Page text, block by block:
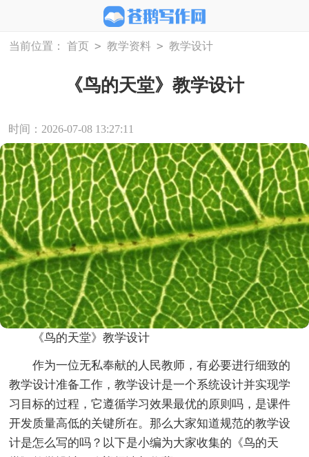
当前位置： 首页 > 教学资料 > 教学设计
《鸟的天堂》教学设计
时间：2026-07-08 13:27:11
《鸟的天堂》教学设计
作为一位无私奉献的人民教师，有必要进行细致的
教学设计准备工作，教学设计是一个系统设计并实现学
习目标的过程，它遵循学习效果最优的原则吗，是课件
开发质量高低的关键所在。那么大家知道规范的教学设
计是怎么写的吗？以下是小编为大家收集的《鸟的天